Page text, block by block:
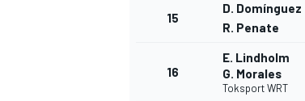
15
D. Domínguez
R. Penate
16
E. Lindholm
G. Morales
Toksport WRT